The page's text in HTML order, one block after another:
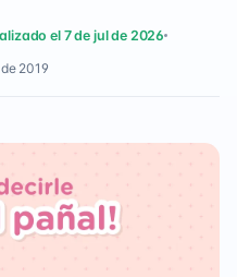
el 7 de jul de 2026
2019